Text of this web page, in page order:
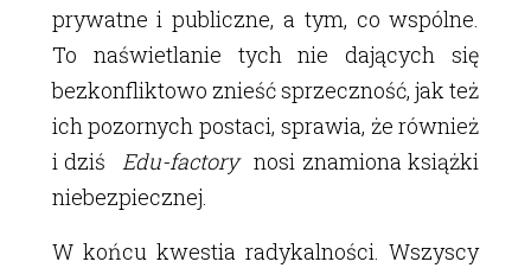
prywatne i publiczne, a tym, co wspólne.
To naświetlanie tych nie dających się
bezkonfliktowo znieść sprzeczność, jak też
ich pozornych postaci, sprawia, że również
i dziś
Edu-factory nosi znamiona książki
niebezpiecznej.
W końcu kwestia radykalności. Wszyscy